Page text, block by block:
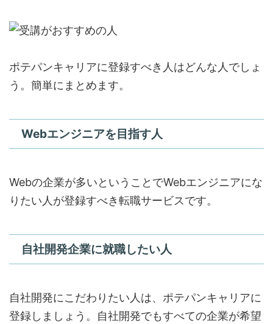
ポテパンキャリアに登録すべき人はどんな人でしょ
う。簡単にまとめます。
Webエンジニアを目指す人
Webの企業が多いということでWebエンジニアにな
りたい人が登録すべき転職サービスです。
自社開発企業に就職したい人
自社開発にこだわりたい人は、ポテパンキャリアに
登録しましょう。自社開発でもすべての企業が希望